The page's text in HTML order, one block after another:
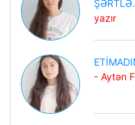
yazır
- Aytən